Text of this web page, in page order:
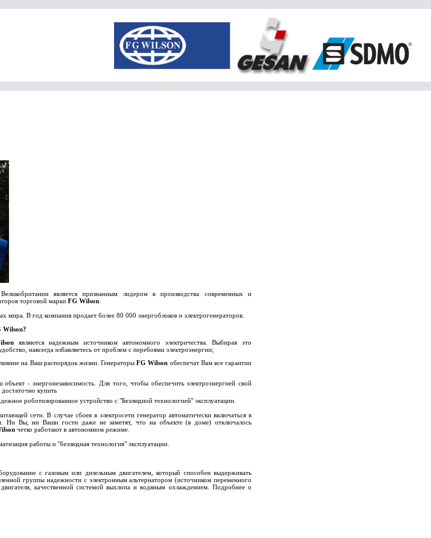
является признанным лидером в производства современных и
торговой марки FG Wilson
мира. В год компания продает более 80 000 энергоблоков и электрогенераторов.
Wilson?
являются надежным источником автономного электричества. Выбирая это
навсегда избавляетесь от проблем с перебоями электроэнергии;
на Ваш распорядок жизни. ГенераторыFG Wilson обеспечат Вам все гарантии
- энергонезависимость. Для того, чтобы обеспечить электроэнергией свой
купить
роботизированное устройство с "Безлюдной технологией" эксплуатации.
сети. В случае сбоев в электросети генератор автоматически включаться в
Ни Вы, ни Ваши гости даже не заметят, что на объекте (в доме) отключалось
четко работают в автономном режиме.
работы и "безлюдная технология" эксплуатации.
с газовым или дизельным двигателем, который способен выдерживать
группы надежности с электронным альтернатором (источником переменного
качественной системой выхлопа и водяным охлаждением. Подробнее о